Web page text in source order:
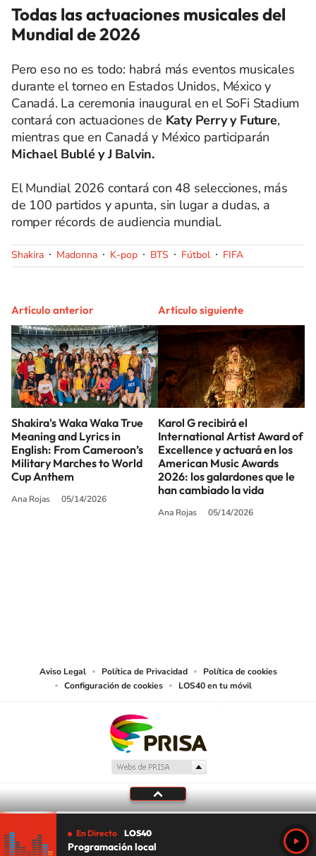
Todas las actuaciones musicales del
Mundial de 2026
Pero eso no es todo: habrá más eventos musicales
durante el torneo en Estados Unidos, México y
Canadá. La ceremonia inaugural en el SoFi Stadium
contará con actuaciones de Katy Perry y Future,
mientras que en Canadá y México participarán
Michael Bublé y J Balvin.
El Mundial 2026 contará con 48 selecciones, más
de 100 partidos y apunta, sin lugar a dudas, a
romper récords de audiencia mundial.
Shakira Madonna K-pop BTS Fútbol FIFA
Artículo anterior
Shakira's Waka Waka True
Meaning and Lyrics in
English: From Cameroon’s
Military Marches to World
Cup Anthem
Ana Rojas 05/14/2026
Artículo siguiente
Karol G recibirá el
International Artist Award of
Excellence y actuará en los
American Music Awards
2026: los galardones que le
han cambiado la vida
Ana Rojas 05/14/2026
Aviso Legal Política de Privacidad
Política de cookies
Configuración de cookies
LOS40 en tu móvil
En Directo LOS40
Programación local